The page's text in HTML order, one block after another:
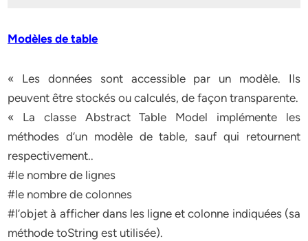
Modèles de table
« Les données sont accessible par un modèle. Ils
peuvent être stockés ou calculés, de façon transparente.
« La classe Abstract Table Model implémente les
méthodes d’un modèle de table, sauf qui retournent
respectivement..
#le nombre de lignes
#le nombre de colonnes
#l’objet à afficher dans les ligne et colonne indiquées (sa
méthode toString est utilisée).